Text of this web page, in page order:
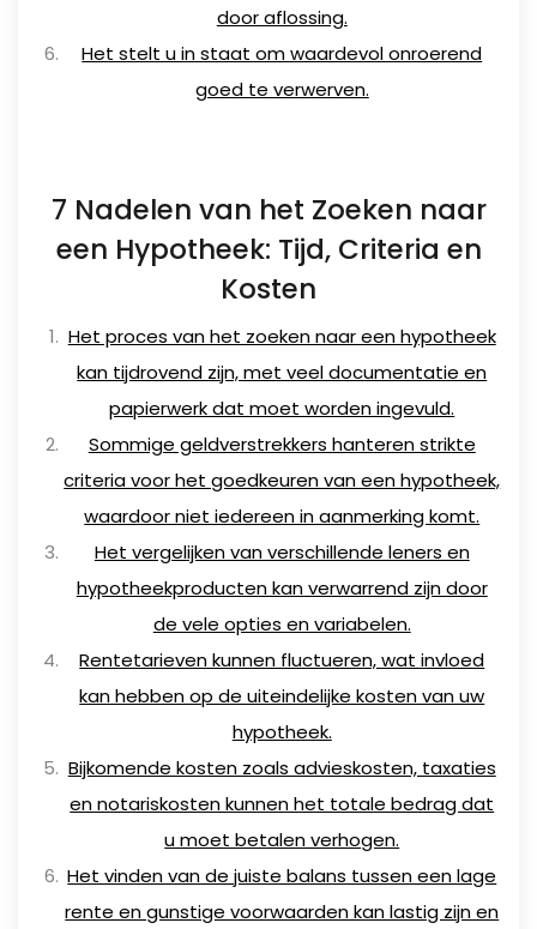
door aflossing.
Het stelt u in staat om waardevol onroerend
goed te verwerven.
7 Nadelen van het Zoeken naar
een Hypotheek: Tijd, Criteria en
Kosten
Het proces van het zoeken naar een hypotheek
kan tijdrovend zijn, met veel documentatie en
papierwerk dat moet worden ingevuld.
Sommige geldverstrekkers hanteren strikte
criteria voor het goedkeuren van een hypotheek,
waardoor niet iedereen in aanmerking komt.
Het vergelijken van verschillende leners en
hypotheekproducten kan verwarrend zijn door
de vele opties en variabelen.
Rentetarieven kunnen fluctueren, wat invloed
kan hebben op de uiteindelijke kosten van uw
hypotheek.
Bijkomende kosten zoals advieskosten, taxaties
en notariskosten kunnen het totale bedrag dat
u moet betalen verhogen.
Het vinden van de juiste balans tussen een lage
rente en gunstige voorwaarden kan lastig zijn en